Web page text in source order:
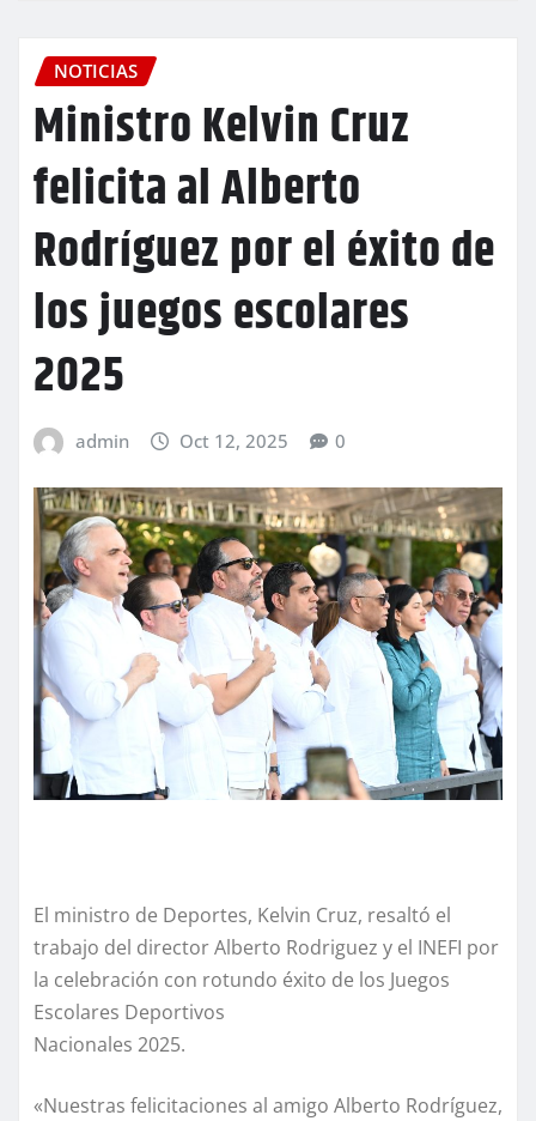
NOTICIAS
Ministro Kelvin Cruz
felicita al Alberto
Rodríguez por el éxito de
los juegos escolares
2025
admin Oct 12, 2025 0
El ministro de Deportes, Kelvin Cruz, resaltó el
trabajo del director Alberto Rodriguez y el INEFI por
la celebración con rotundo éxito de los Juegos
Escolares Deportivos
Nacionales 2025.
«Nuestras felicitaciones al amigo Alberto Rodríguez,